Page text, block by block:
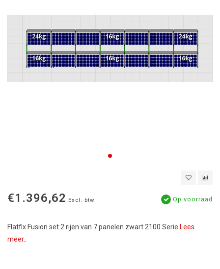
€1.396,62 Excl. btw Op voorraad
Flatfix Fusion set 2 rijen van 7 panelen zwart 2100 Serie Lees
meer..